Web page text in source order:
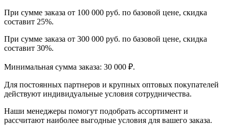
При сумме заказа от 100 000 руб. по базовой цене, скидка
составит 25%.
При сумме заказа от 300 000 руб. по базовой цене, скидка
составит 30%.
Минимальная сумма заказа: 30 000 ₽.
Для постоянных партнеров и крупных оптовых покупателей
действуют индивидуальные условия сотрудничества.
Наши менеджеры помогут подобрать ассортимент и
рассчитают наиболее выгодные условия для вашего заказа.